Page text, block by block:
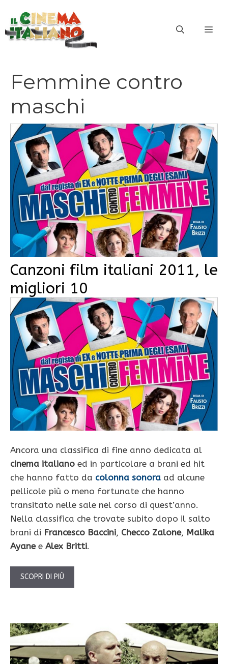
contenuto
Femmine contro
maschi
Canzoni film italiani 2011, le
migliori 10
Ancora una classifica di fine anno dedicata al
cinema italiano ed in particolare a brani ed hit
che hanno fatto da colonna sonora ad alcune
pellicole più o meno fortunate che hanno
transitato nelle sale nel corso di quest’anno.
Nella classifica che trovate subito dopo il salto
brani di Francesco Baccini, Checco Zalone, Malika
Ayanee Alex Britti.
SCOPRI DI PIÙ